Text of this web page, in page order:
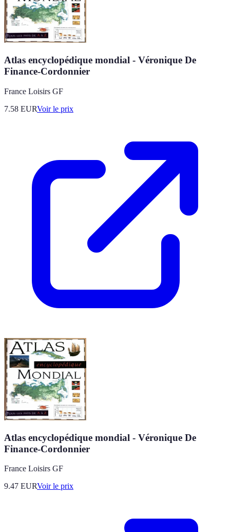
Atlas encyclopédique mondial - Véronique De
Finance-Cordonnier
France Loisirs GF
7.58 EURVoir le prix
Atlas encyclopédique mondial - Véronique De
Finance-Cordonnier
France Loisirs GF
9.47 EURVoir le prix